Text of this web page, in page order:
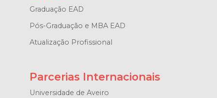
Graduação EAD
Pós-Graduação e MBA EAD
Atualização Profissional
Parcerias Internacionais
Universidade de Aveiro